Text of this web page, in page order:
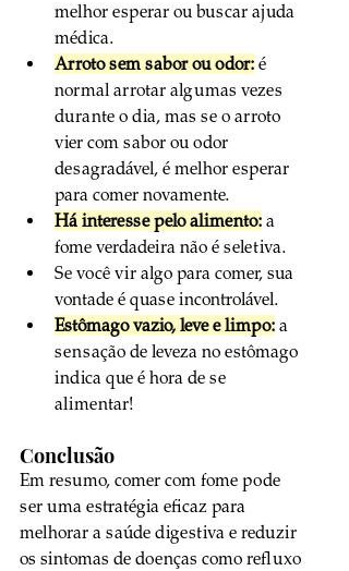
melhor esperar ou buscar ajuda
médica.
Arroto sem sabor ou odor: é
normal arrotar algumas vezes
durante o dia, mas se o arroto
vier com sabor ou odor
desagradável, é melhor esperar
para comer novamente.
Há interesse pelo alimento: a
fome verdadeira não é seletiva.
Se você vir algo para comer, sua
vontade é quase incontrolável.
Estômago vazio, leve e limpo: a
sensação de leveza no estômago
indica que é hora de se
alimentar!
Conclusão
Em resumo, comer com fome pode
ser uma estratégia eficaz para
melhorar a saúde digestiva e reduzir
os sintomas de doenças como refluxo